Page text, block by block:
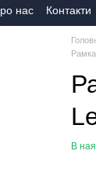
нас Контакти
В